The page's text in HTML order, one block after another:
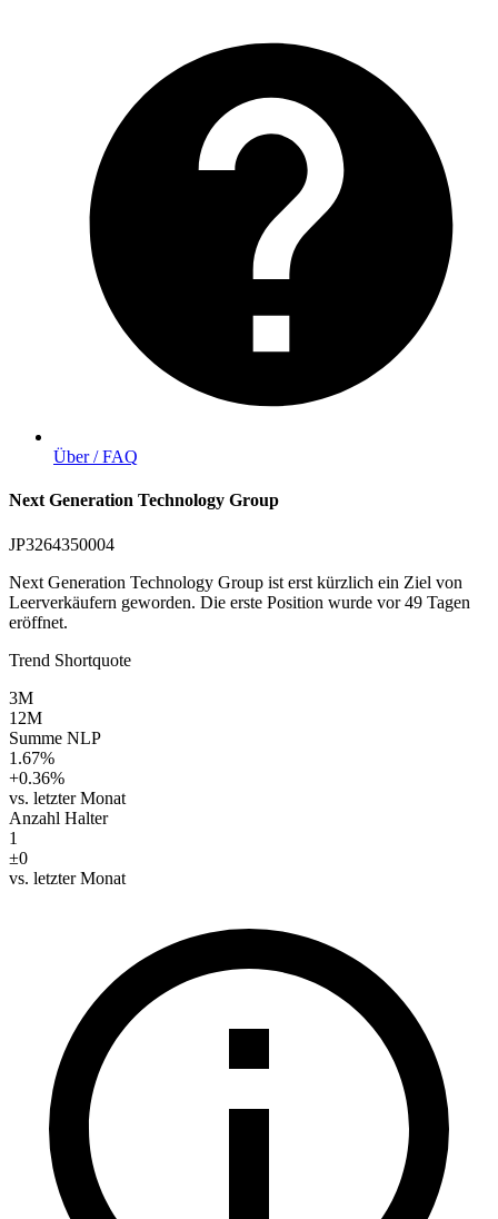
Über / FAQ
Next Generation Technology Group
JP3264350004
Next Generation Technology Group ist erst kürzlich ein Ziel von
Leerverkäufern geworden. Die erste Position wurde vor 49 Tagen
eröffnet.
Trend Shortquote
3M
12M
Summe NLP
1.67%
+0.36%
vs. letzter Monat
Anzahl Halter
1
±0
vs. letzter Monat